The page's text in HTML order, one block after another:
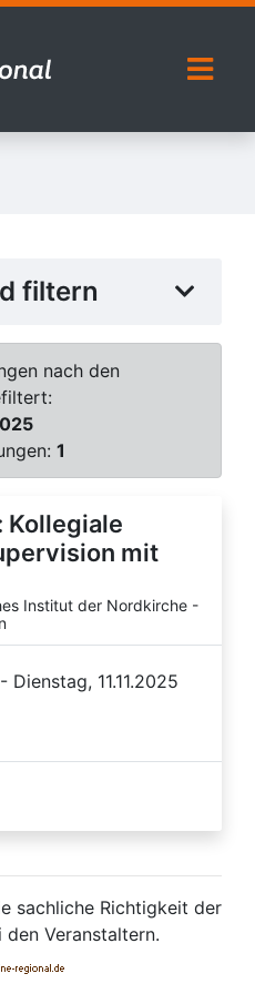
filtern
nach den
1
Kollegiale
mit
Institut der Nordkirche -
11.11.2025
sachliche Richtigkeit der
Veranstaltern.